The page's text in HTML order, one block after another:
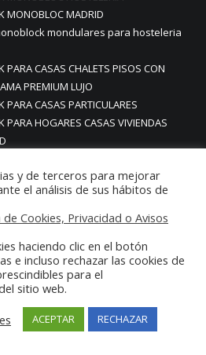
MONOBLOC MADRID
mondulares para hosteleria
PARA CASAS CHALETS PISOS CON
PREMIUM LUJO
CASAS PARTICULARES
PARA HOGARES CASAS VIVIENDAS
PARA HOTELES
a medida
A MEDIDA
BARRAS A MEDIDA RESTAURANTES
escolares
y de terceros para mejorar
el análisis de sus hábitos de
Cookies, Privacidad o Avisos
haciendo clic en el botón
e incluso rechazar las cookies de
para el
sitio web.
ACEPTAR RECHAZAR